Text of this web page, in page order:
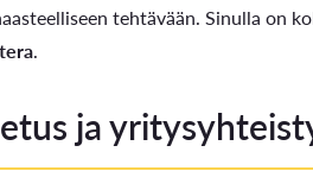
tehtävään. Sinulla on
.
ja